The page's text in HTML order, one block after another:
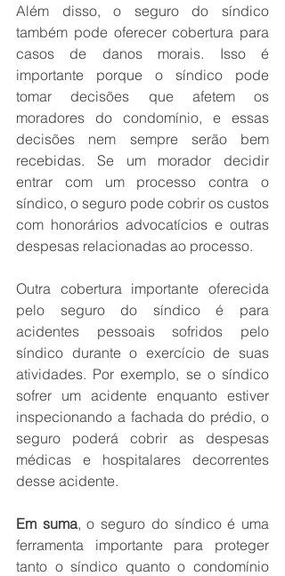
Além disso, o seguro do síndico
também pode oferecer cobertura para
casos de danos morais. Isso é
importante porque o síndico pode
tomar decisões que afetem os
moradores do condomínio, e essas
decisões nem sempre serão bem
recebidas. Se um morador decidir
entrar com um processo contra o
síndico, o seguro pode cobrir os custos
com honorários advocatícios e outras
despesas relacionadas ao processo.
Outra cobertura importante oferecida
pelo seguro do síndico é para
acidentes pessoais sofridos pelo
síndico durante o exercício de suas
atividades. Por exemplo, se o síndico
sofrer um acidente enquanto estiver
inspecionando a fachada do prédio, o
seguro poderá cobrir as despesas
médicas e hospitalares decorrentes
desse acidente.
Em suma, o seguro do síndico é uma
ferramenta importante para proteger
tanto o síndico quanto o condomínio